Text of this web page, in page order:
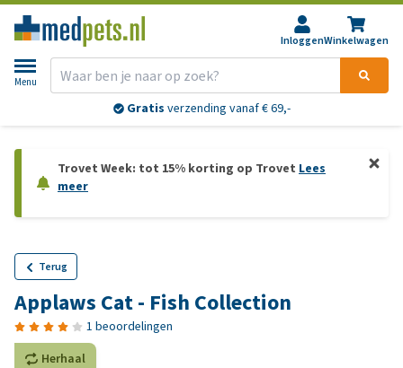
InloggenWinkelwagen
Menu
Gratis verzending vanaf € 69,-
Trovet Week: tot 15% korting op Trovet Lees
meer
Terug
Applaws Cat - Fish Collection
1 beoordelingen
Herhaal